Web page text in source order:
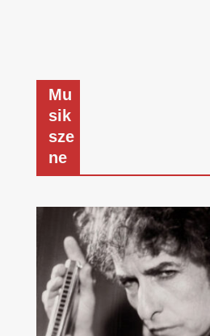
Mu
sik
sze
ne